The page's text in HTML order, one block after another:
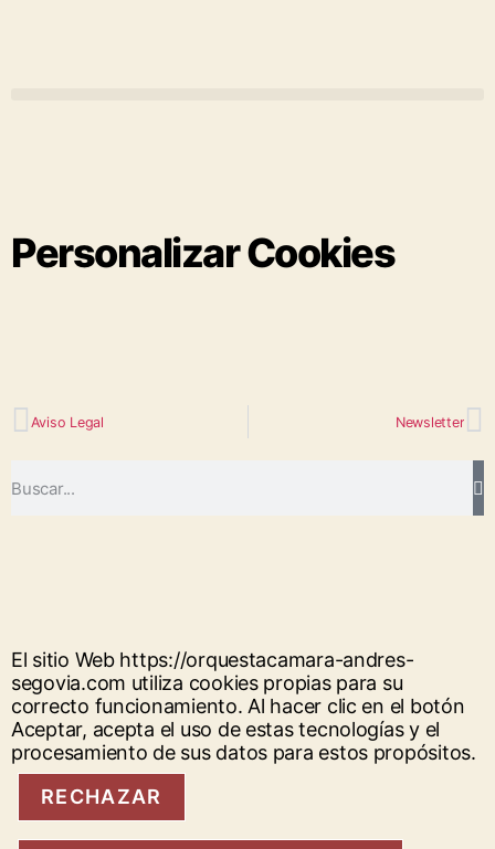
Personalizar Cookies
Aviso Legal Newsletter
El sitio Web https://orquestacamara-andres-
segovia.com utiliza cookies propias para su
correcto funcionamiento. Al hacer clic en el botón
Aceptar, acepta el uso de estas tecnologías y el
procesamiento de sus datos para estos propósitos.
RECHAZAR